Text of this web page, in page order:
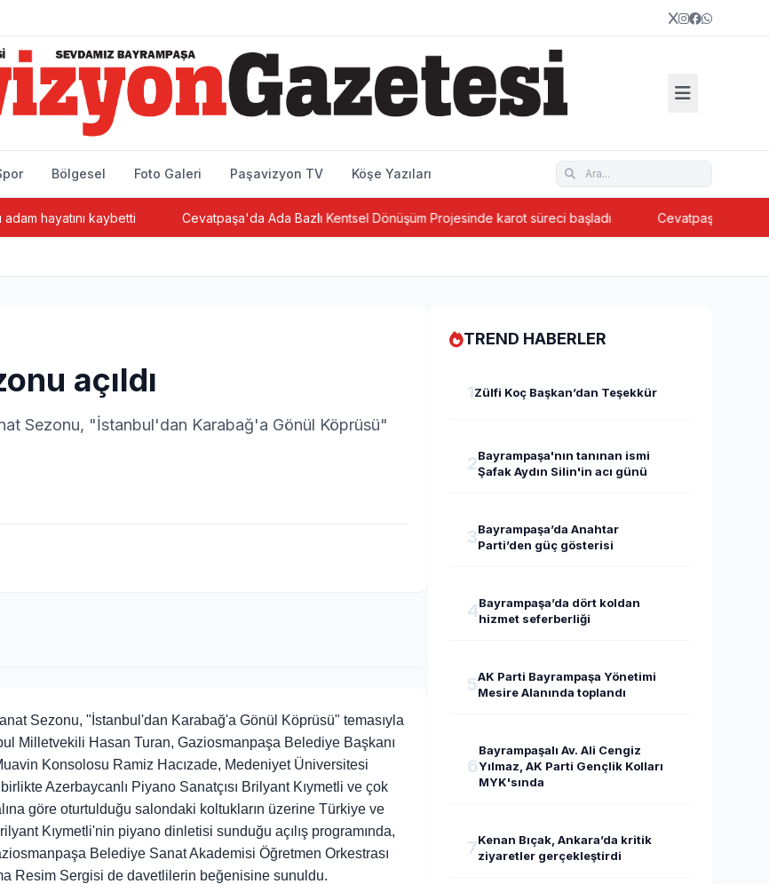
Bölgesel Foto Galeri Paşavizyon TV Köşe Yazıları
kaybetti Cevatpaşa'da Ada Bazlı Kentsel Dönüşüm Projesinde karot süreci başladı Cevatpaşa’da ada bazlı
açıldı
Sezonu, "İstanbul'dan Karabağ'a Gönül Köprüsü"
Sezonu, "İstanbul'dan Karabağ'a Gönül Köprüsü" temasıyla
Milletvekili Hasan Turan, Gaziosmanpaşa Belediye Başkanı
Konsolosu Ramiz Hacızade, Medeniyet Üniversitesi
Azerbaycanlı Piyano Sanatçısı Brilyant Kıymetli ve çok
göre oturtulduğu salondaki koltukların üzerine Türkiye ve
Kıymetli'nin piyano dinletisi sunduğu açılış programında,
Belediye Sanat Akademisi Öğretmen Orkestrası
Resim Sergisi de davetlilerin beğenisine sunuldu.
TREND HABERLER
1Zülfi Koç Başkan’dan Teşekkür
2Bayrampaşa'nın tanınan ismi
Şafak Aydın Silin'in acı günü
3Bayrampaşa’da Anahtar
Parti’den güç gösterisi
4Bayrampaşa’da dört koldan
hizmet seferberliği
5AK Parti Bayrampaşa Yönetimi
Mesire Alanında toplandı
6
Bayrampaşalı Av. Ali Cengiz
Yılmaz, AK Parti Gençlik Kolları
MYK'sında
7Kenan Bıçak, Ankara’da kritik
ziyaretler gerçekleştirdi